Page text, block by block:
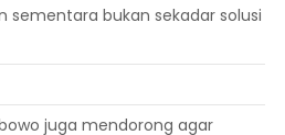
sementara bukan sekadar solusi
juga mendorong agar